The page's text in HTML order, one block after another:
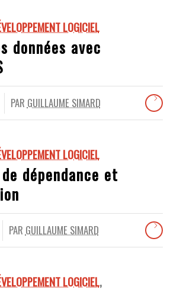
LOGICIEL
données avec
PAR GUILLAUME SIMARD
LOGICIEL
dépendance et
PAR GUILLAUME SIMARD
LOGICIEL,